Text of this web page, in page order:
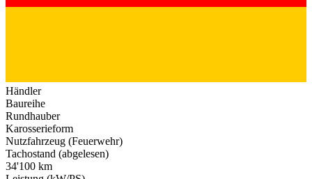
Händler
Baureihe
Rundhauber
Karosserieform
Nutzfahrzeug (Feuerwehr)
Tachostand (abgelesen)
34'100 km